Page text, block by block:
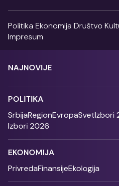
Politika Ekonomija Društvo
Impresum
NAJNOVIJE
POLITIKA
SrbijaRegionEvropaSvetIzbori
Izbori 2026
EKONOMIJA
PrivredaFinansijeEkologija